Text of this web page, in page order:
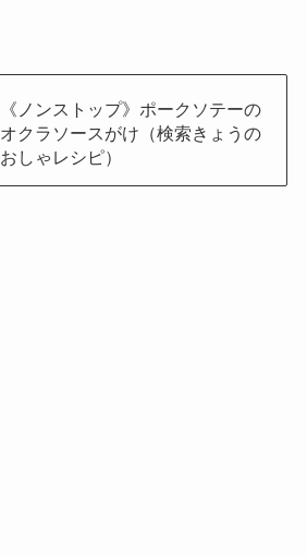
《ノンストップ》ポークソテーの
オクラソースがけ（検索きょうの
おしゃレシピ）